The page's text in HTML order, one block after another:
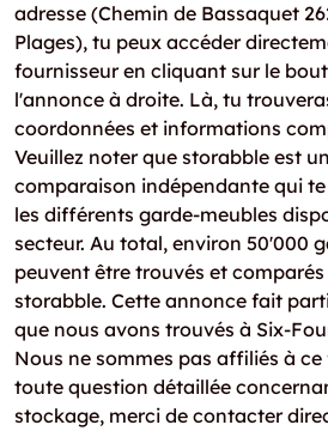
adresse (Chemin de Bassaquet
Plages), tu peux accéder
fournisseur en cliquant sur le
l'annonce à droite. Là, tu
coordonnées et informations
Veuillez noter que storabble est
comparaison indépendante qui
les différents garde-meubles
secteur. Au total, environ 50'000
peuvent être trouvés et
storabble. Cette annonce fait
que nous avons trouvés à Six-
Nous ne sommes pas affiliés à ce
toute question détaillée
stockage, merci de contacter